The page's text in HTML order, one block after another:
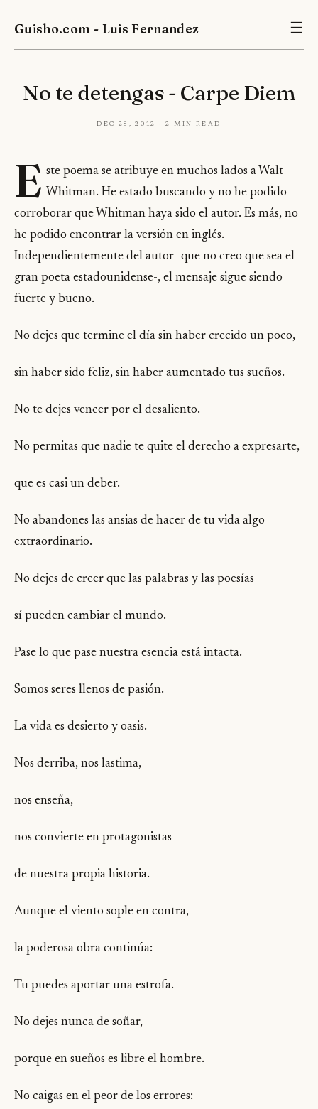
Guisho.com - Luis Fernandez ☰
No te detengas - Carpe Diem
Dec 28, 2012 · 2 min read
E ste poema se atribuye en muchos lados a Walt
Whitman. He estado buscando y no he podido
corroborar que Whitman haya sido el autor. Es más, no
he podido encontrar la versión en inglés.
Independientemente del autor -que no creo que sea el
gran poeta estadounidense-, el mensaje sigue siendo
fuerte y bueno.
No dejes que termine el día sin haber crecido un poco,
sin haber sido feliz, sin haber aumentado tus sueños.
No te dejes vencer por el desaliento.
No permitas que nadie te quite el derecho a expresarte,
que es casi un deber.
No abandones las ansias de hacer de tu vida algo
extraordinario.
No dejes de creer que las palabras y las poesías
sí pueden cambiar el mundo.
Pase lo que pase nuestra esencia está intacta.
Somos seres llenos de pasión.
La vida es desierto y oasis.
Nos derriba, nos lastima,
nos enseña,
nos convierte en protagonistas
de nuestra propia historia.
Aunque el viento sople en contra,
la poderosa obra continúa:
Tu puedes aportar una estrofa.
No dejes nunca de soñar,
porque en sueños es libre el hombre.
No caigas en el peor de los errores: